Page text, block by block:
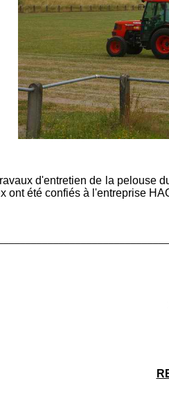
d'entretien de la pelouse
ont été confiés à l'entreprise